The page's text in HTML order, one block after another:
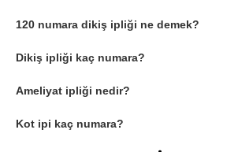
120 numara dikiş ipliği ne demek?
Dikiş ipliği kaç numara?
Ameliyat ipliği nedir?
Kot ipi kaç numara?